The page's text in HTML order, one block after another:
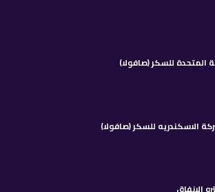
المتحدة للسكر (صافولا)
الاسكندريه للسكر (صافولا)